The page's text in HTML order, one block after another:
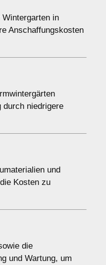
in
Anschaffungskosten
niedrigere
und
Kosten zu
die
und Wartung, um